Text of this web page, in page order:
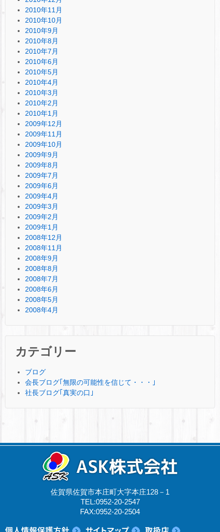
2010年11月
2010年10月
2010年9月
2010年8月
2010年7月
2010年6月
2010年5月
2010年4月
2010年3月
2010年2月
2010年1月
2009年12月
2009年11月
2009年10月
2009年9月
2009年8月
2009年7月
2009年6月
2009年4月
2009年3月
2009年2月
2009年1月
2008年12月
2008年11月
2008年9月
2008年8月
2008年7月
2008年6月
2008年5月
2008年4月
カテゴリー
ブログ
会長ブログ｢無限の可能性を信じて・・・｣
社長ブログ｢真実の口｣
佐賀県佐賀市本庄町大字本庄128－1
TEL:0952-20-2547
FAX:0952-20-2504